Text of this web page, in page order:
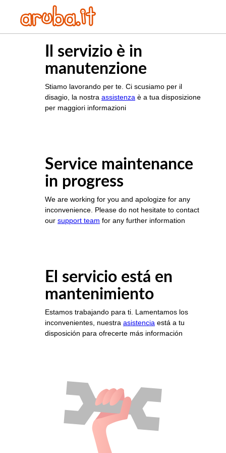
Il servizio è in
manutenzione
Stiamo lavorando per te. Ci scusiamo per il
disagio, la nostra assistenza è a tua disposizione
per maggiori informazioni
Service maintenance
in progress
We are working for you and apologize for any
inconvenience. Please do not hesitate to contact
our support team for any further information
El servicio está en
mantenimiento
Estamos trabajando para ti. Lamentamos los
inconvenientes, nuestra asistencia está a tu
disposición para ofrecerte más información